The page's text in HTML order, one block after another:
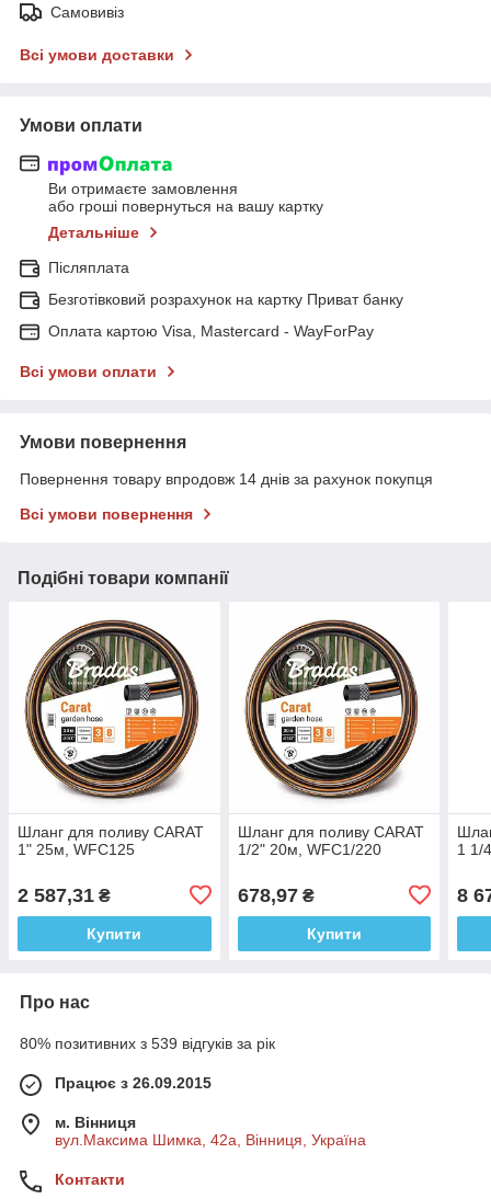
Самовивіз
Всі умови доставки
Умови оплати
Ви отримаєте замовлення
або гроші повернуться на вашу картку
Детальніше
Післяплата
Безготівковий розрахунок на картку Приват банку
Оплата картою Visa, Mastercard - WayForPay
Всі умови оплати
Умови повернення
Повернення товару впродовж 14 днів за рахунок покупця
Всі умови повернення
Подібні товари компанії
Шланг для поливу CARAT
1" 25м, WFC125
2 587,31 ₴
Купити
Шланг для поливу CARAT
1/2" 20м, WFC1/220
678,97₴
Купити
1 1/
8
Про нас
80% позитивних з 539 відгуків за рік
Працює з 26.09.2015
м. Вінниця
вул.Максима Шимка, 42а, Вінниця, Україна
Контакти